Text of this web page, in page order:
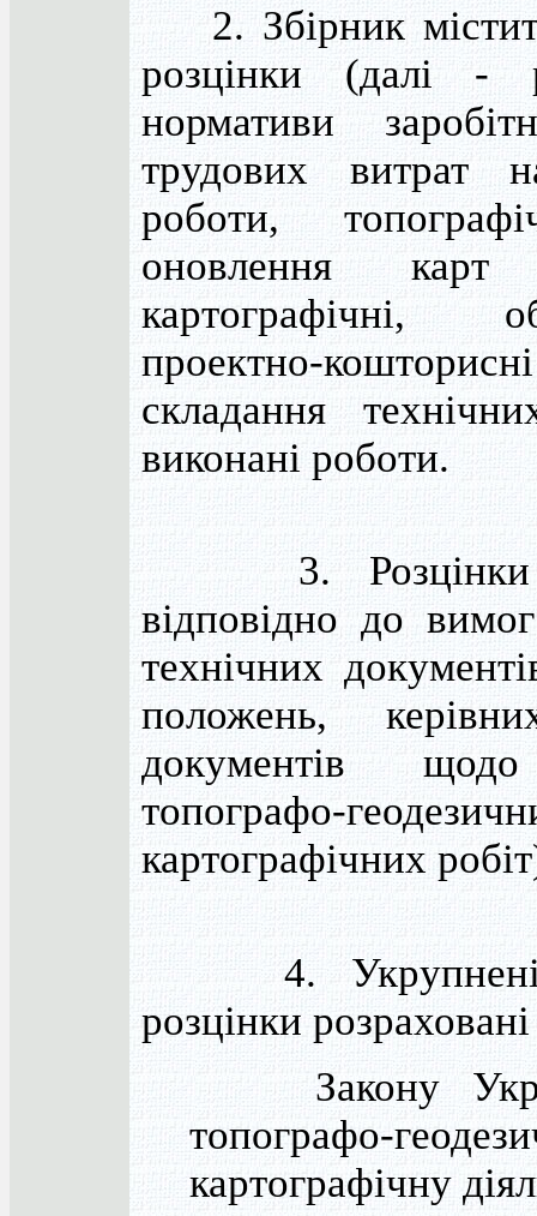
2. Збірник
розцінки (далі -
нормативи
трудових витрат
роботи,
оновлення
картографічні,
проектно-
складання
виконані роботи.
3. Розцінки
відповідно до
технічних
положень,
документів
топографо-
картографічних
4. Укрупнені
розцінки
Закону
топографо-
картографічну